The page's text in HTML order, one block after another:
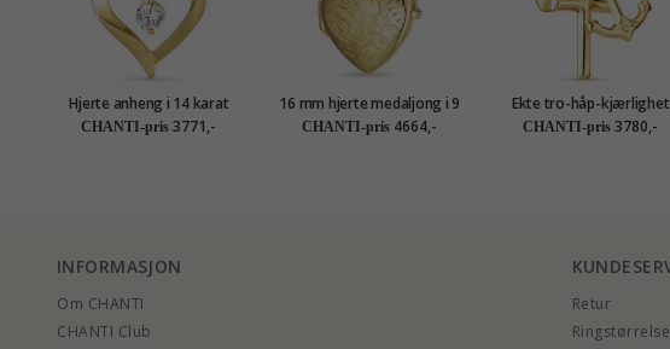
Hjerte anheng i 14 karat
gull - Gold Collection
CHANTI-pris 3771,-
16 mm hjerte medaljong i 9
karat gull
CHANTI-pris 4664,-
Ekte tro-håp-kjærlighet
anheng i 9 karat gull -
Amoré
CHANTI-pris 3780,-
INFORMASJON
Om CHANTI
CHANTI Club
Retur